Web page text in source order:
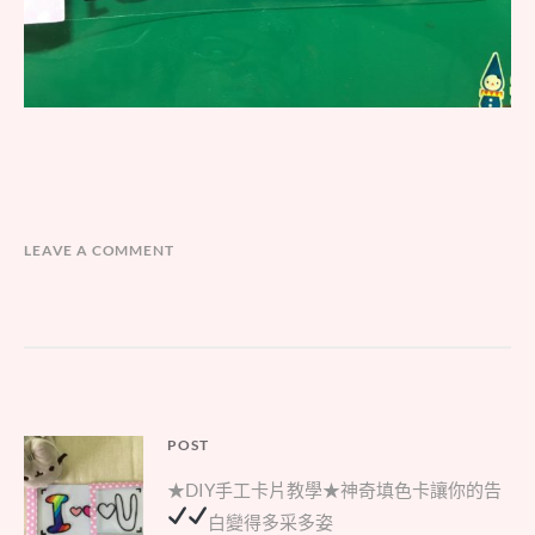
LEAVE A COMMENT
文
章
導
POST
Parent
post:
★DIY手工卡片教學★神奇填色卡讓你的告
白變得多采多姿